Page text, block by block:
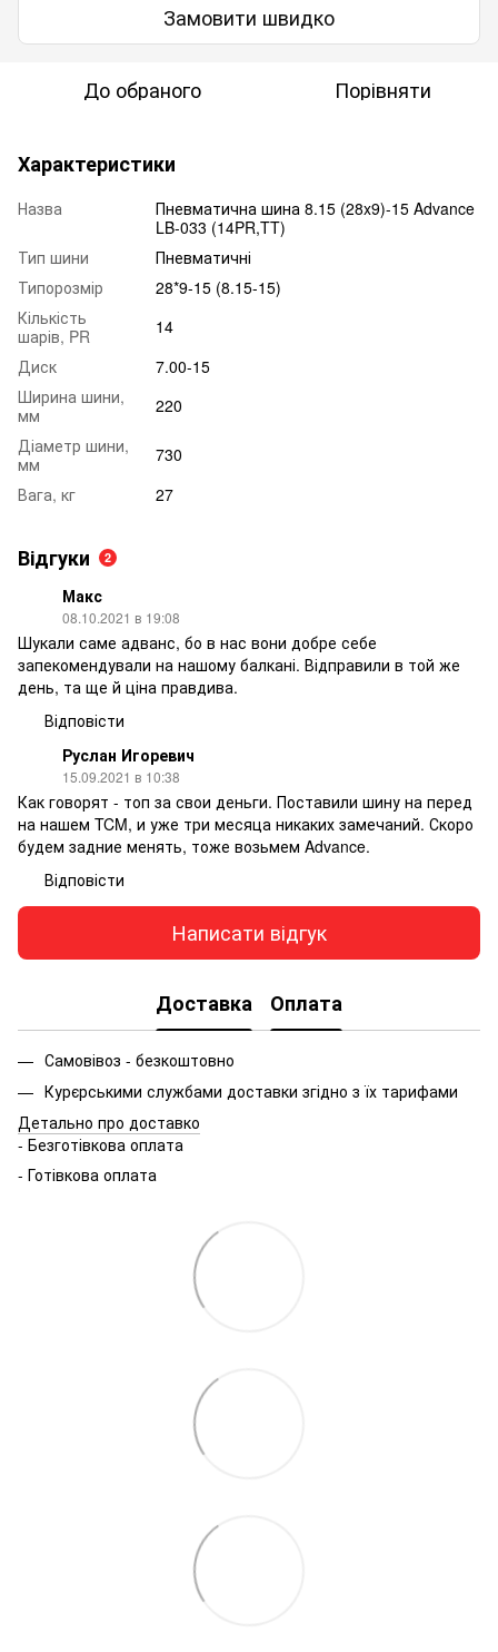
Замовити швидко
До обраного Порівняти
Характеристики
Назва
Пневматична шина 8.15 (28x9)-15 Advance
LB-033 (14PR,TT)
Тип шини
Пневматичні
Типорозмір
28*9-15 (8.15-15)
Кількість
шарів, PR
14
Диск
7.00-15
Ширина шини,
мм
220
Діаметр шини,
мм
730
Вага, кг
27
Відгуки 2
Макс
08.10.2021 в 19:08
Шукали саме адванс, бо в нас вони добре себе
запекомендували на нашому балкані. Відправили в той же
день, та ще й ціна правдива.
Відповісти
Руслан Игоревич
15.09.2021 в 10:38
Как говорят - топ за свои деньги. Поставили шину на перед
на нашем TCM, и уже три месяца никаких замечаний. Скоро
будем задние менять, тоже возьмем Advance.
Відповісти
Написати відгук
Доставка Оплата
Самовівоз - безкоштовно
Курєрськими службами доставки згідно з їх тарифами
Детально про доставко
- Безготівкова оплата
- Готівкова оплата